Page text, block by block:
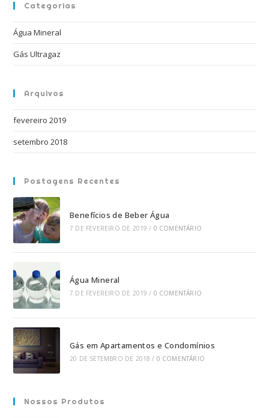
Categorias
Água Mineral
Gás Ultragaz
Arquivos
fevereiro 2019
setembro 2018
Postagens Recentes
Benefícios de Beber Água
7 DE FEVEREIRO DE 2019 / 0 COMENTÁRIO
Água Mineral
7 DE FEVEREIRO DE 2019 / 0 COMENTÁRIO
Gás em Apartamentos e Condomínios
20 DE SETEMBRO DE 2018 / 0 COMENTÁRIO
Nossos Produtos